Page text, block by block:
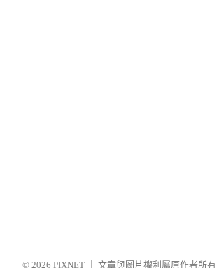
© 2026 PIXNET 文章與圖片權利屬原作者所有